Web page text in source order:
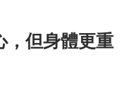
，但身體更重